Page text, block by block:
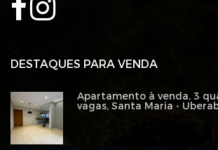
DESTAQUES PARA VENDA
Apartamento à venda, 3
vagas, Santa Maria -